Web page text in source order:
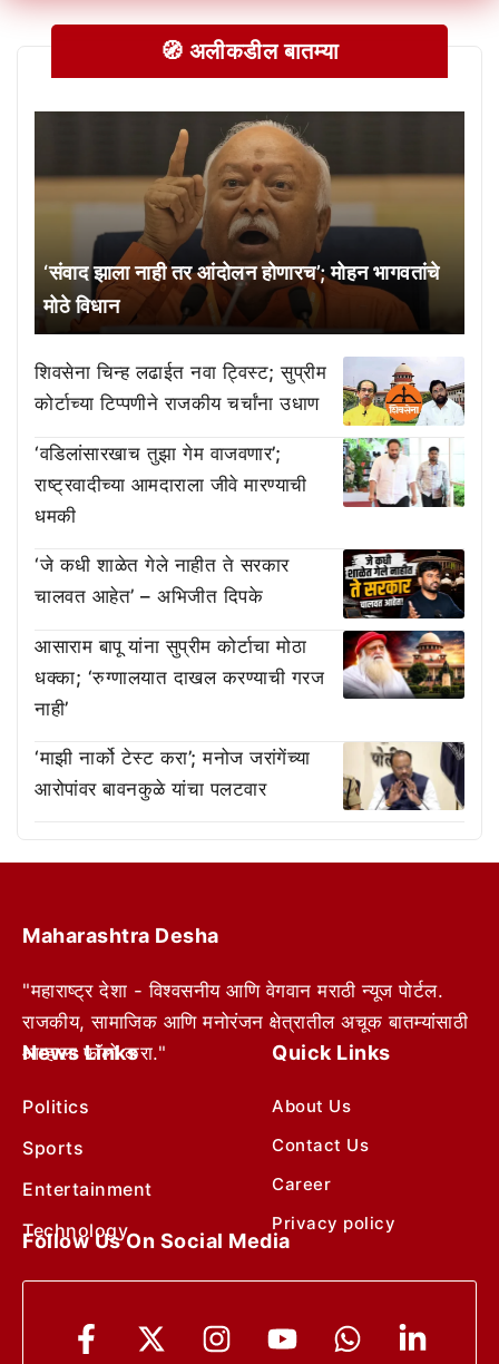
🧭 अलीकडील बातम्या
‘संवाद झाला नाही तर आंदोलन होणारच’; मोहन भागवतांचे
मोठे विधान
शिवसेना चिन्ह लढाईत नवा ट्विस्ट; सुप्रीम
कोर्टाच्या टिप्पणीने राजकीय चर्चांना उधाण
‘वडिलांसारखाच तुझा गेम वाजवणार’;
राष्ट्रवादीच्या आमदाराला जीवे मारण्याची
धमकी
‘जे कधी शाळेत गेले नाहीत ते सरकार
चालवत आहेत’ – अभिजीत दिपके
आसाराम बापू यांना सुप्रीम कोर्टाचा मोठा
धक्का; ‘रुग्णालयात दाखल करण्याची गरज
नाही’
‘माझी नार्को टेस्ट करा’; मनोज जरांगेंच्या
आरोपांवर बावनकुळे यांचा पलटवार
Maharashtra Desha
"महाराष्ट्र देशा - विश्वसनीय आणि वेगवान मराठी न्यूज पोर्टल.
राजकीय, सामाजिक आणि मनोरंजन क्षेत्रातील अचूक बातम्यांसाठी
आम्हाला फॉलो करा."
News Links
Politics
Sports
Entertainment
Technology
Quick Links
About Us
Contact Us
Career
Privacy policy
Follow Us On Social Media